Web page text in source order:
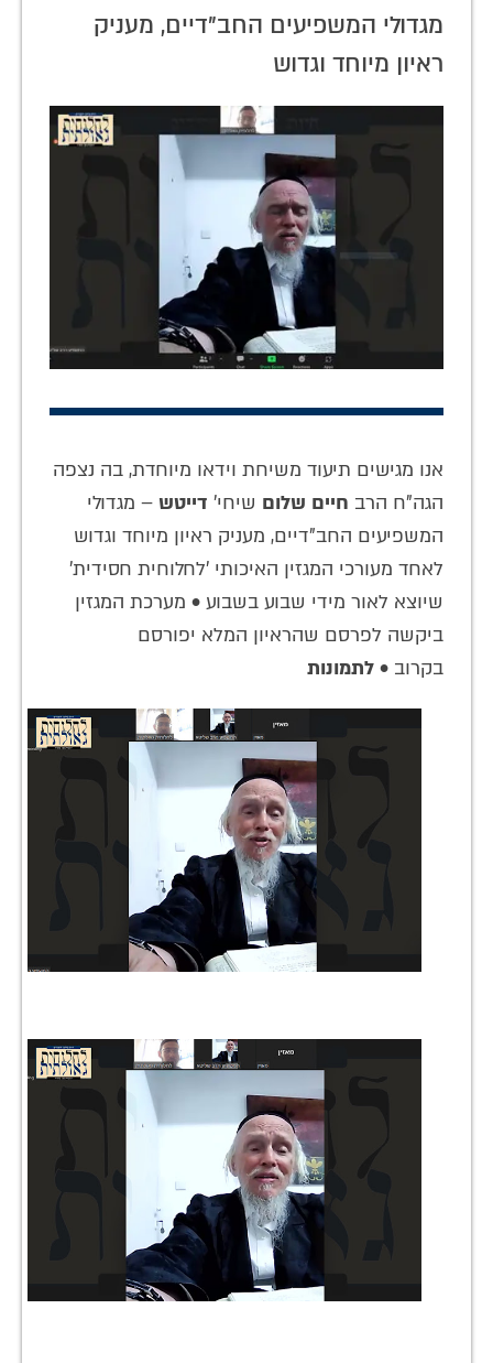
מגדולי המשפיעים החב"דיים, מעניק
ראיון מיוחד וגדוש
אנו מגישים תיעוד משיחת וידאו מיוחדת, בה נצפה
הגה"ח הרב חיים שלום שיחי' דייטש – מגדולי
המשפיעים החב"דיים, מעניק ראיון מיוחד וגדוש
לאחד מעורכי המגזין האיכותי 'לחלוחית חסידית'
שיוצא לאור מידי שבוע בשבוע • מערכת המגזין
ביקשה לפרסם שהראיון המלא יפורסם
בקרוב • לתמונות